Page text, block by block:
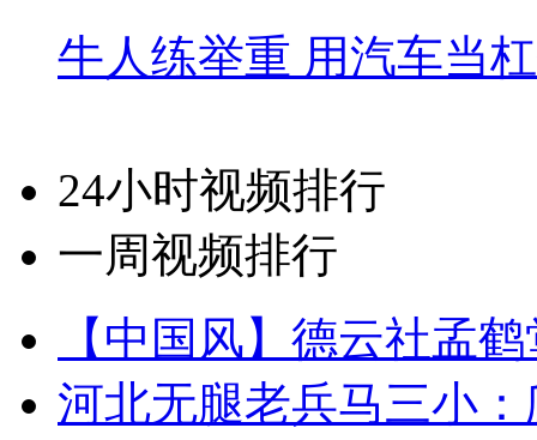
牛人练举重 用汽车当
24小时视频排行
一周视频排行
【中国风】德云社孟
河北无腿老兵马三小